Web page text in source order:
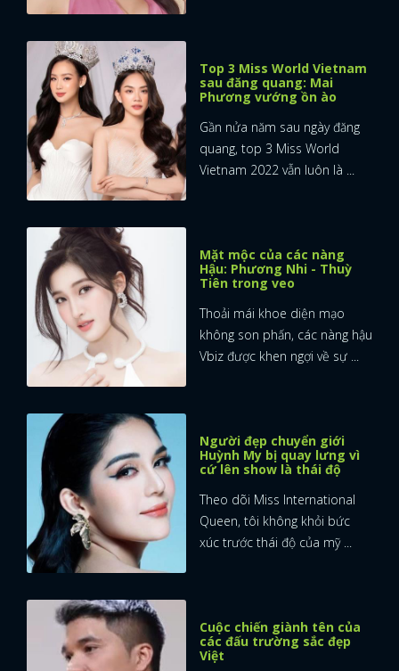
Top 3 Miss World Vietnam
sau đăng quang: Mai
Phương vướng ồn ào
Gần nửa năm sau ngày đăng
quang, top 3 Miss World
Vietnam 2022 vẫn luôn là ...
Mặt mộc của các nàng
Hậu: Phương Nhi - Thuỳ
Tiên trong veo
Thoải mái khoe diện mạo
không son phấn, các nàng hậu
Vbiz được khen ngợi về sự ...
Người đẹp chuyển giới
Huỳnh My bị quay lưng vì
cứ lên show là thái độ
Theo dõi Miss International
Queen, tôi không khỏi bức
xúc trước thái độ của mỹ ...
Cuộc chiến giành tên của
các đấu trường sắc đẹp
Việt